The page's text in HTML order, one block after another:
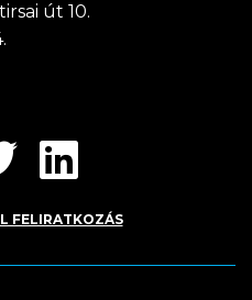
út 10.
FELIRATKOZÁS